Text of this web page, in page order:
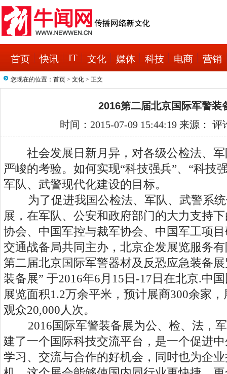
首页 快讯 IT 文化 媒体 科技 电商 营销
您现在的位置： 首页 > 文化 > 正文
2016第二届北京国际军警装
时间：2015-07-09 15:44:19 来源： 评
社会发展日新月异，对各级公检法、军
严峻的考验。如何实现“科技强兵”、“科技
军队、武警现代化建设的目标。
为了促进我国公检法、军队、武警系统
展，在军队、公安和政府部门的大力支持
协会、中国军控与裁军协会、中国军工项
交通战备局共同主办，北京企发展览服务
第二届北京国际军警器材及反恐应急装备
装备展” 于2016年6月15日-17日在北京.中
展览面积1.2万余平米，预计展商300余家
观众20,000人次。
2016国际军警装备展为公、检、法，军
建了一个国际科技交流平台，是一个促进
学习、交流与合作的好机会，同时也为企